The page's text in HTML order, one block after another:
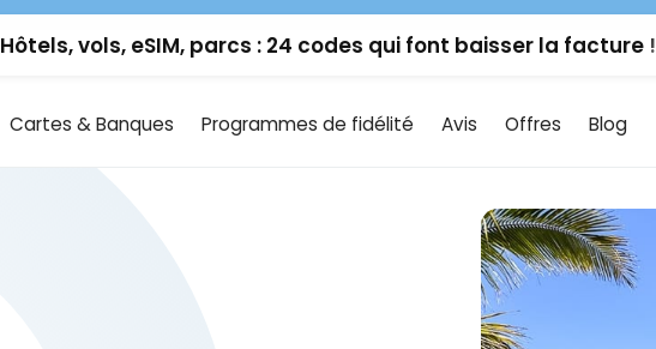
Hôtels, vols, eSIM, parcs : 24 codes qui font baisser la facture !
Cartes & Banques Programmes de fidélité Avis Offres Blog